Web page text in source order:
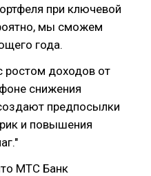
при ключевой
мы сможем
года.
ростом доходов от
снижения
предпосылки
и повышения
МТС Банк